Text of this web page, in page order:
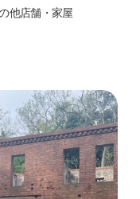
他店舗・家屋